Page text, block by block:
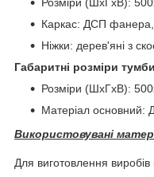
Розміри (ШхГхВ):
Каркас: ДСП фанера,
Ніжки: дерев'яні з
Габаритні розміри
Розміри (ШхГхВ):
Матеріал основний:
Використовувані
Для виготовлення